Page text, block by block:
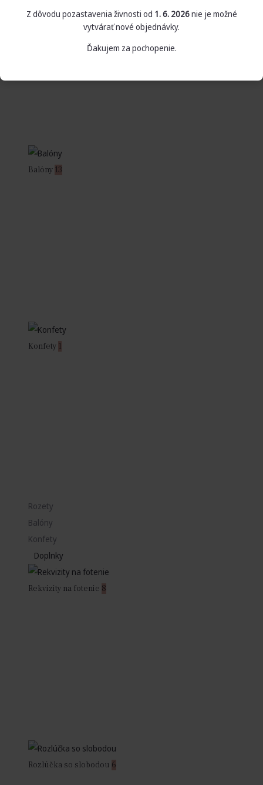
Balóny 13
Konfety 1
Rozety
Balóny
Konfety
Doplnky
Rekvizity na fotenie 8
Rozlúčka so slobodou 6
Z dôvodu pozastavenia živnosti od 1. 6. 2026nie je možné
vytvárať nové objednávky.
Ďakujem za pochopenie.